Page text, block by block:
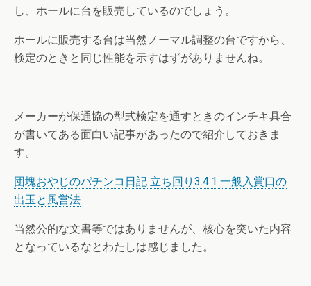
し、ホールに台を販売しているのでしょう。
ホールに販売する台は当然ノーマル調整の台ですから、
検定のときと同じ性能を示すはずがありませんね。
メーカーが保通協の型式検定を通すときのインチキ具合
が書いてある面白い記事があったので紹介しておきま
す。
団塊おやじのパチンコ日記 立ち回り3.4.1 一般入賞口の
出玉と風営法
当然公的な文書等ではありませんが、核心を突いた内容
となっているなとわたしは感じました。